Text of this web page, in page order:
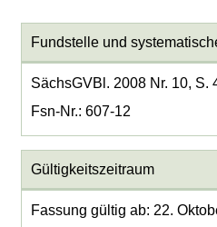
Fundstelle und
SächsGVBl. 2008 Nr. 10, S.
Fsn-Nr.: 607-12
Gültigkeitszeitraum
Fassung gültig ab: 22.